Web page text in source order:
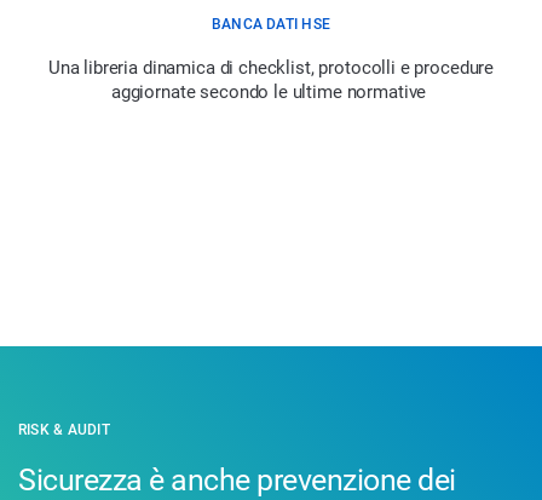
BANCA DATI HSE
Una libreria dinamica di checklist, protocolli e procedure
aggiornate secondo le ultime normative
RISK & AUDIT
Sicurezza è anche prevenzione dei